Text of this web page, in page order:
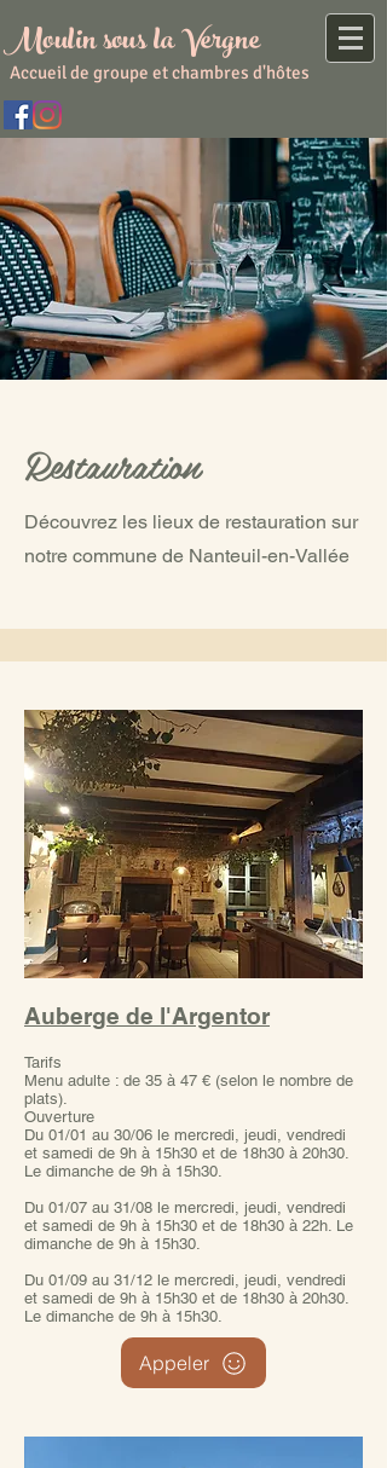
Moulin sous la Vergne
Accueil de groupe et chambres d'hôtes
Restauration
Découvrez les lieux de restauration sur
notre commune de Nanteuil-en-Vallée
Auberge de l'Argentor
Tarifs
Menu adulte : de 35 à 47 € (selon le nombre de
plats).
Ouverture
Du 01/01 au 30/06 le mercredi, jeudi, vendredi
et samedi de 9h à 15h30 et de 18h30 à 20h30.
Le dimanche de 9h à 15h30.
Du 01/07 au 31/08 le mercredi, jeudi, vendredi
et samedi de 9h à 15h30 et de 18h30 à 22h. Le
dimanche de 9h à 15h30.
Du 01/09 au 31/12 le mercredi, jeudi, vendredi
et samedi de 9h à 15h30 et de 18h30 à 20h30.
Le dimanche de 9h à 15h30.
Appeler